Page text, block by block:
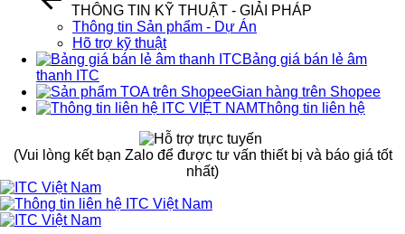
THÔNG TIN KỸ THUẬT - GIẢI PHÁP
Thông tin Sản phẩm - Dự Án
Hõ trợ kỹ thuật
Bảng giá bán lẻ âm
thanh ITC
Gian hàng trên Shopee
Thông tin liên hệ
(Vui lòng kết bạn Zalo để được tư vấn thiết bị và báo giá tốt
nhất)